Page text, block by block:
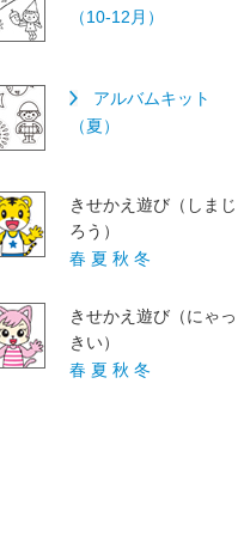
（10-12月）
アルバムキット
（夏）
きせかえ遊び（しまじ
ろう）
春 夏 秋 冬
きせかえ遊び（にゃっ
きい）
春 夏 秋 冬